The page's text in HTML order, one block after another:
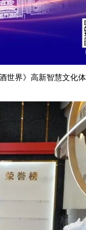
世界》高新智慧文化